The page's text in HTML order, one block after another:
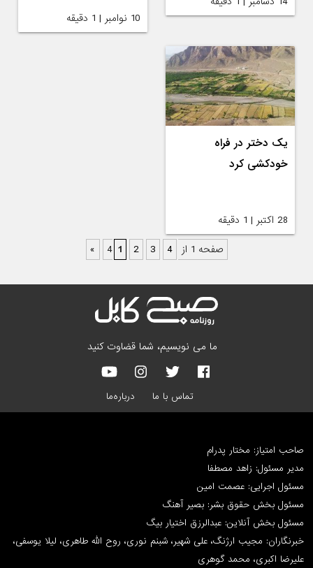
10 نوامبر | 1 دقیقه
یک دختر در فراه
خودکشی کرد
28 اکتبر | 1 دقیقه
صفحه 1 از 4
1 2 3 4
»
ما می نویسیم، شما قضاوت کنید
تماس با ما درباره‌ما
صاحب امتیاز: مختار پدرام
مدیر مسئول: زاهد مصطفا
مسئول اجرایی: عصمت امین
مسئول بخش حقوق بشر: بصیر آهنگ
مسئول بخش آنلاین: عبدالرزق اختیار بیگ
خبرنگاران: مجیب ارژنگ، علی شهیر، شبنم نوری، روح الله طاهری، لیلا یوسفی،
علیرضا اکبری، محمد گوهری